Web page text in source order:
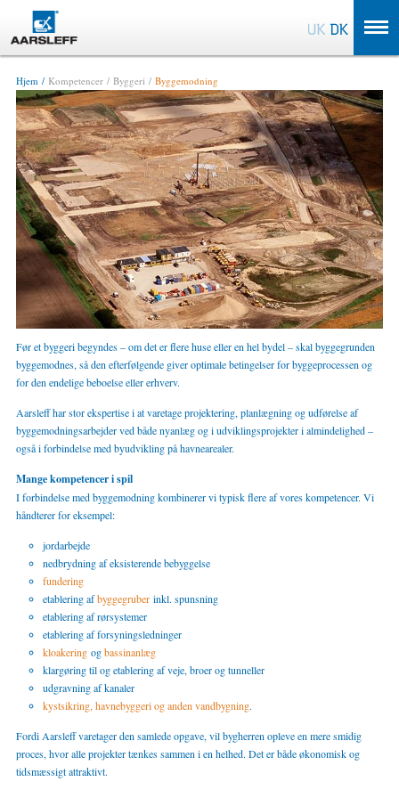
Hjem Kompetencer Byggeri Byggemodning
Før et byggeri begyndes – om det er flere huse eller en hel bydel – skal byggegrunden
byggemodnes, så den efterfølgende giver optimale betingelser for byggeprocessen og
for den endelige beboelse eller erhverv.
Aarsleff har stor ekspertise i at varetage projektering, planlægning og udførelse af
byggemodningsarbejder ved både nyanlæg og i udviklingsprojekter i almindelighed –
også i forbindelse med byudvikling på havnearealer.
Mange kompetencer i spil
I forbindelse med byggemodning kombinerer vi typisk flere af vores kompetencer. Vi
håndterer for eksempel:
jordarbejde
nedbrydning af eksisterende bebyggelse
fundering
etablering afbyggegruber inkl. spunsning
etablering af rørsystemer
etablering af forsyningsledninger
kloakering ogbassinanlæg
klargøring til og etablering af veje, broer og tunneller
udgravning af kanaler
kystsikring, havnebyggeri og anden vandbygning.
Fordi Aarsleff varetager den samlede opgave, vil bygherren opleve en mere smidig
proces, hvor alle projekter tænkes sammen i en helhed. Det er både økonomisk og
tidsmæssigt attraktivt.